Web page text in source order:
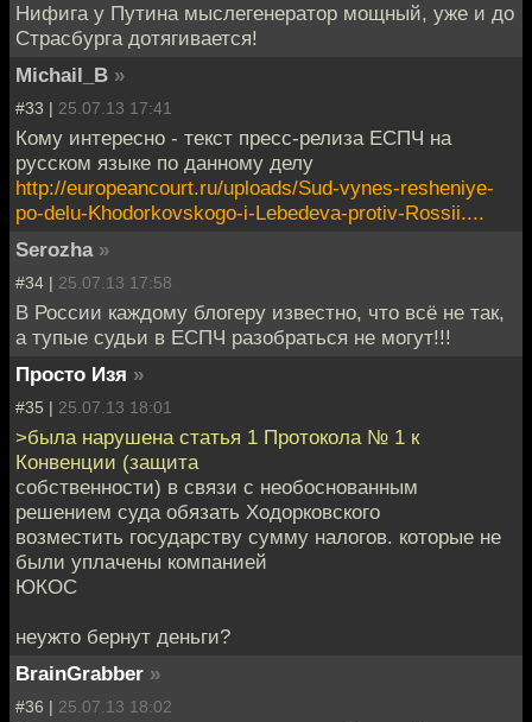
Нифига у Путина мыслегенератор мощный, уже и до
Страсбурга дотягивается!
Michail_B »
#33 | 25.07.13 17:41
Кому интересно - текст пресс-релиза ЕСПЧ на
русском языке по данному делу
http://europeancourt.ru/uploads/Sud-vynes-resheniye-
po-delu-Khodorkovskogo-i-Lebedeva-protiv-Rossii....
Serozha »
#34 | 25.07.13 17:58
В России каждому блогеру известно, что всё не так,
а тупые судьи в ЕСПЧ разобраться не могут!!!
Просто Изя »
#35 | 25.07.13 18:01
>была нарушена статья 1 Протокола № 1 к
Конвенции (защита
собственности) в связи с необоснованным
решением суда обязать Ходорковского
возместить государству сумму налогов. которые не
были уплачены компанией
ЮКОС
неужто бернут деньги?
BrainGrabber »
#36 | 25.07.13 18:02